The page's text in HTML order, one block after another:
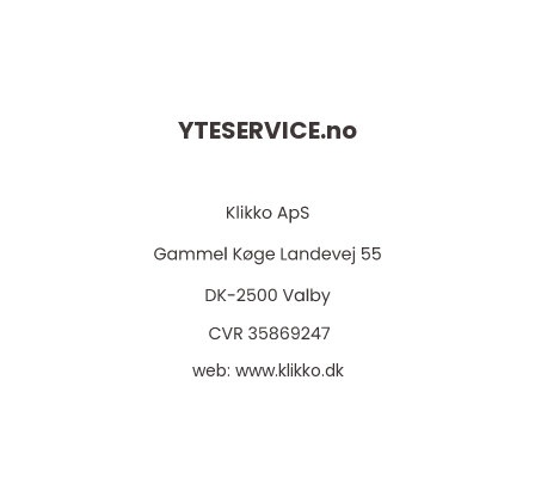
YTESERVICE.no
web: www.klikko.dk